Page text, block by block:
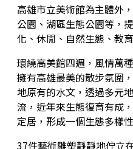
藝術生態園區
園區作品
創意標誌
周邊環境
高美之友
合作夥伴
美術館會員
開館時間
環境介紹
高美館
兒童美術館
高雄市立美術館為主體外
公園、湖區生態公園等，
化、休閒、自然生態、教
環繞高美館四週，風情萬
擁有高雄最美的散步氛圍
地原有的水文，透過多元
流，近年來生態復育有成
定居，形成一個生態多樣
37件藝術雕塑靜靜地佇立